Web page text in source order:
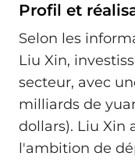
Profil et
Selon les
Liu Xin,
secteur, avec
milliards de
dollars). Liu Xin
l'ambition de